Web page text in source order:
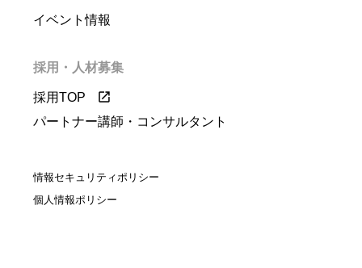
イベント情報
採用・人材募集
採用TOP
パートナー講師・コンサルタント
情報セキュリティポリシー
個人情報ポリシー